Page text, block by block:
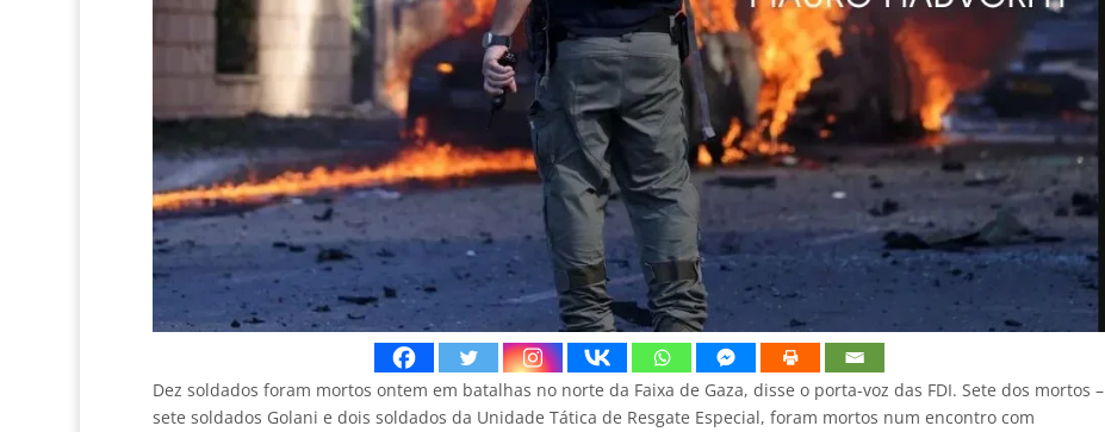
Dez soldados foram mortos ontem em batalhas no norte da Faixa de Gaza, disse o porta-voz das FDI. Sete dos mortos –
sete soldados Golani e dois soldados da Unidade Tática de Resgate Especial, foram mortos num encontro com